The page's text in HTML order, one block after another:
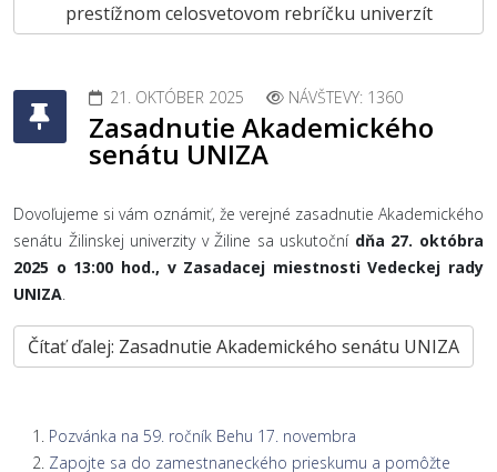
prestížnom celosvetovom rebríčku univerzít
21. OKTÓBER 2025 NÁVŠTEVY: 1360
Zasadnutie Akademického
senátu UNIZA
Dovoľujeme si vám oznámiť, že verejné zasadnutie Akademického
senátu Žilinskej univerzity v Žiline sa uskutoční dňa 27. októbra
2025 o 13:00 hod., v Zasadacej miestnosti Vedeckej rady
UNIZA.
Čítať ďalej: Zasadnutie Akademického senátu UNIZA
Pozvánka na 59. ročník Behu 17. novembra
Zapojte sa do zamestnaneckého prieskumu a pomôžte